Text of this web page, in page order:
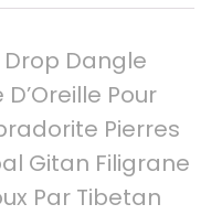
Drop Dangle
Pour
Pierres
Gitan Filigrane
Par Tibetan